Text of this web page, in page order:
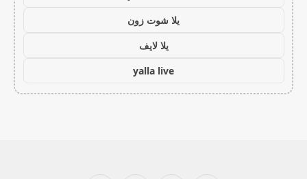
يلا شوت زون
يلا لايف
yalla live